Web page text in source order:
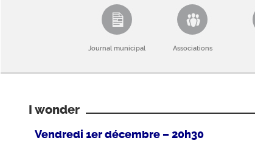
Journal municipal Associations
I wonder
Vendredi 1er décembre – 20h30